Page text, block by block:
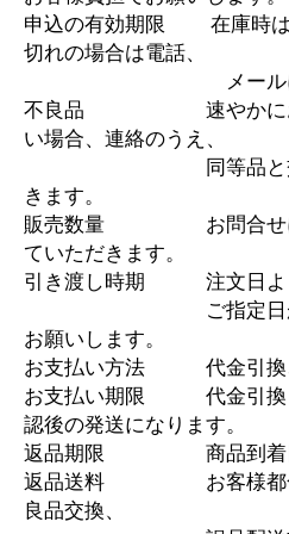
申込の有効期限 在庫時は
切れの場合は電話、
メールにて連絡
不良品 速やかにお取替
い場合、連絡のうえ、
同等品と交換もし
きます。
販売数量 お問合せによ
ていただきます。
引き渡し時期 注文日より
ご指定日がある場
お願いします。
お支払い方法 代金引換、
お支払い期限 代金引換－
認後の発送になります。
返品期限 商品到着日
返品送料 お客様都合の
良品交換、